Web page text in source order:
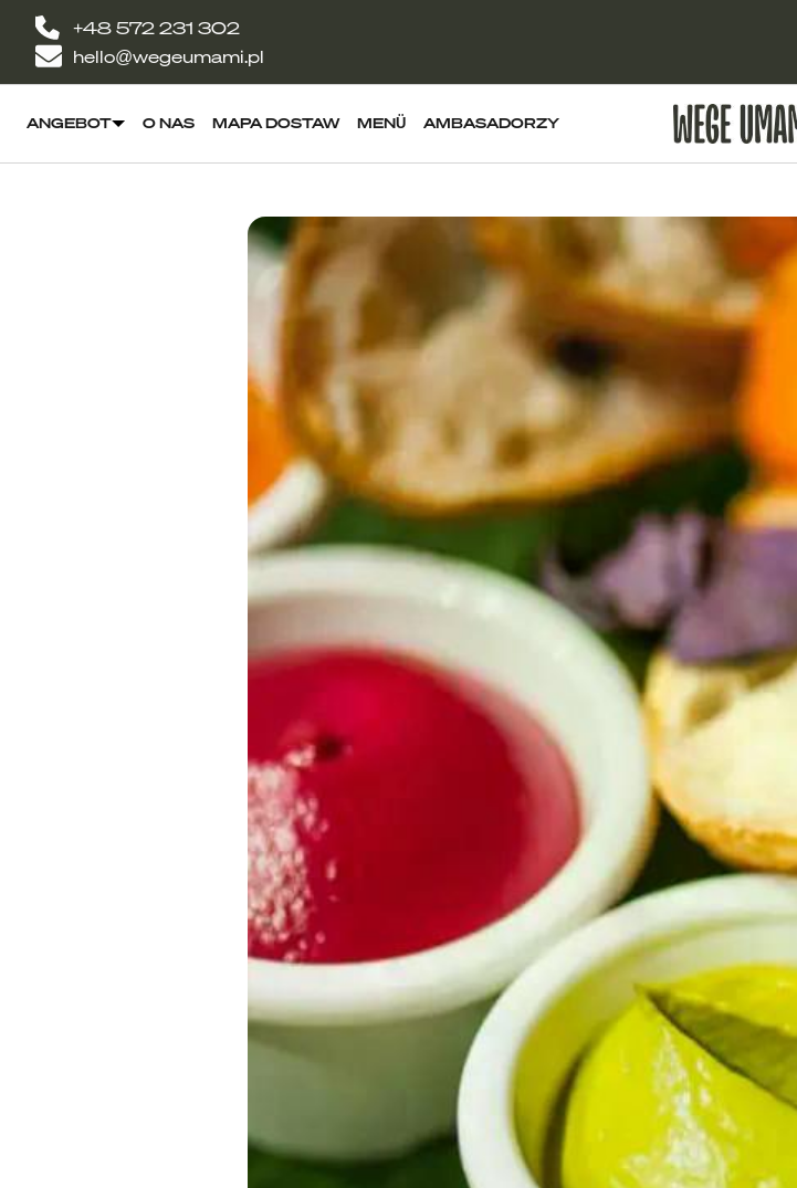
+48 572 231 302
hello@wegeumami.pl
ANGEBOT O NAS MAPA DOSTAW MENÜ AMBASADORZY